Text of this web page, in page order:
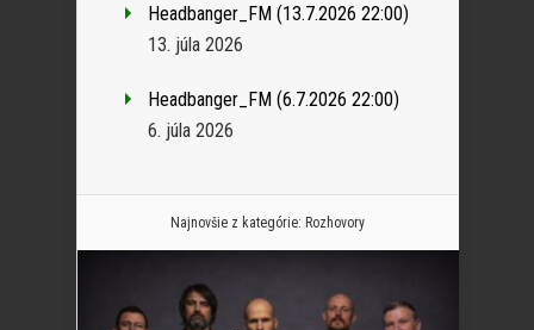
Headbanger_FM (13.7.2026 22:00)
13. júla 2026
Headbanger_FM (6.7.2026 22:00)
6. júla 2026
Najnovšie z kategórie: Rozhovory